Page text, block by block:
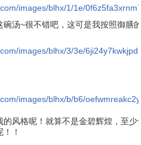
images/blhx/1/1e/
碗汤~很不错吧，这可是我按照御膳
images/blhx/3/3e/
images/blhx/b/b6/
风格呢！就算不是金碧辉煌，至
！